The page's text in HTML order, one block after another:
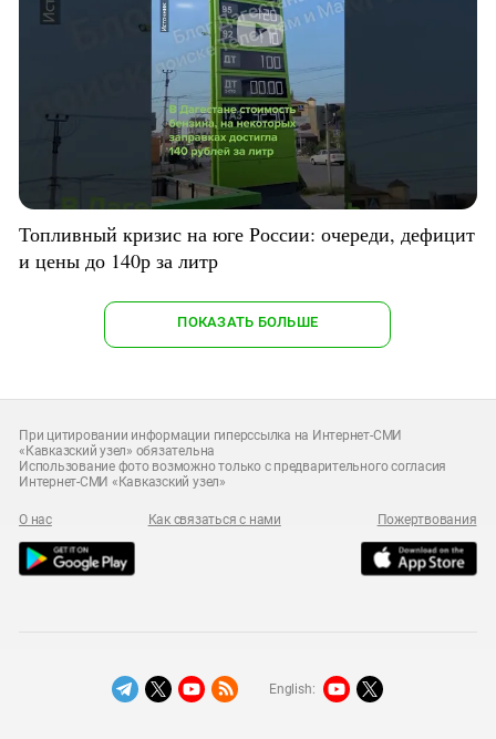
Топливный кризис на юге России: очереди, дефицит
и цены до 140р за литр
ПОКАЗАТЬ БОЛЬШЕ
При цитировании информации гиперссылка на Интернет-СМИ
«Кавказский узел» обязательна
Использование фото возможно только с предварительного согласия
Интернет-СМИ «Кавказский узел»
О нас Как связаться с нами Пожертвования
English: